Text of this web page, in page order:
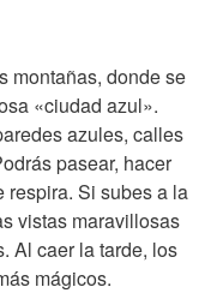
montañas, donde se
«ciudad azul».
azules, calles
pasear, hacer
respira. Si subes a la
vistas maravillosas
Al caer la tarde, los
mágicos.